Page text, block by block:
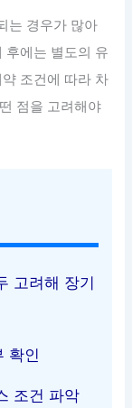
는 경우가 많아
후에는 별도의 유
조건에 따라 차
점을 고려해야
고려해 장기
확인
조건 파악